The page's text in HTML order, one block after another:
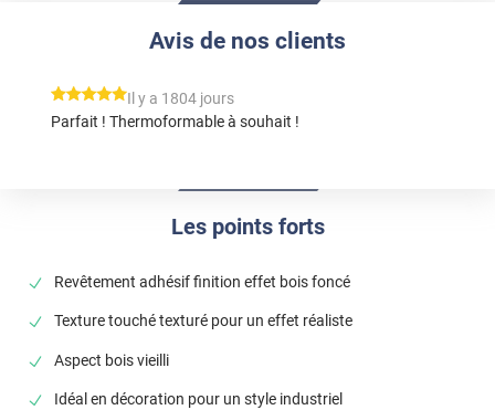
Les points forts
Revêtement adhésif finition effet bois foncé
Texture touché texturé pour un effet réaliste
Aspect bois vieilli
Idéal en décoration pour un style industriel
Avis de nos clients
*****
Il y a 1804 jours
Parfait ! Thermoformable à souhait !